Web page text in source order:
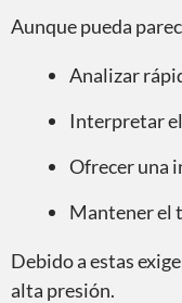
Aunque pueda
Analizar
Interpretar
Ofrecer una
Mantener el
Debido a estas
alta presión.